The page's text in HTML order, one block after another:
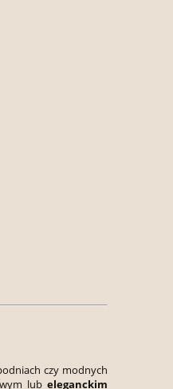
czy modnych
lub eleganckim